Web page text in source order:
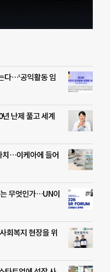
다…‘공익활동 임
난제 풀고 세계
치…이케아에 들어
무엇인가…UN이
회복지 현장을 위